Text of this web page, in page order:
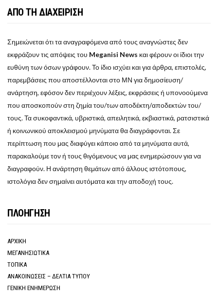
ΑΠΟ ΤΗ ΔΙΑΧΕΙΡΙΣΗ
Σημειώνεται ότι τα αναγραφόμενα από τους αναγνώστες δεν
εκφράζουν τις απόψεις του Meganisi News και φέρουν οι ίδιοι την
ευθύνη των όσων γράφουν. Το ίδιο ισχύει και για άρθρα, επιστολές,
παρεμβάσεις που αποστέλλονται στο ΜΝ για δημοσίευση/
ανάρτηση, εφόσον δεν περιέχουν λέξεις, εκφράσεις ή υπονοούμενα
που αποσκοπούν στη ζημία του/των αποδέκτη/αποδεκτών του/
τους. Τα συκοφαντικά, υβριστικά, απειλητικά, εκβιαστικά, ρατσιστικά
ή κοινωνικού αποκλεισμού μηνύματα θα διαγράφονται. Σε
περίπτωση που μας διαφύγει κάποιο από τα μηνύματα αυτά,
παρακαλούμε τον ή τους θιγόμενους να μας ενημερώσουν για να
διαγραφούν. Η ανάρτηση θεμάτων από άλλους ιστότοπους,
ιστολόγια δεν σημαίνει αυτόματα και την αποδοχή τους.
ΠΛΟΗΓΗΣΗ
ΑΡΧΙΚΗ
ΜΕΓΑΝΗΣΙΩΤΙΚΑ
ΤΟΠΙΚΑ
ΑΝΑΚΟΙΝΩΣΕΙΣ – ΔΕΛΤΙΑ ΤΥΠΟΥ
ΓΕΝΙΚΗ ΕΝΗΜΕΡΩΣΗ